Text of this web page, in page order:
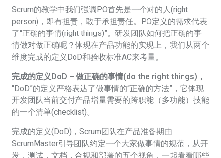
Scrum的教学中我们强调PO首先是一个对的人(right
person)，即有担责，敢于承担责任。PO定义的需求代表
了“正确的事情(right things)”。研发团队如何把正确的事
情做对做正确呢？体现在产品功能的实现上，我们从两个
维度完成的定义DoD和验收标准AC来考量。
完成的定义DoD – 做正确的事情(do the right things) ，
“DoD”的定义严格表达了做事情的“正确的方法”，它体现
开发团队当前交付产品增量需要的跨职能（多功能）技能
的一个清单(checklist)。
完成的定义(DoD)，Scrum团队在产品准备期由
ScrumMaster引导团队约定一个大家做事情的规范，从开